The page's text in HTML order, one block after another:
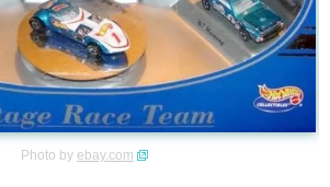
Photo by ebay.com